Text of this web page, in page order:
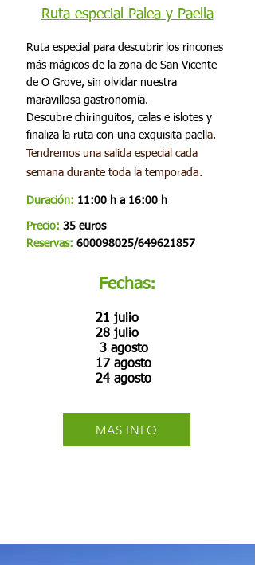
Ruta especial Palea y Paella
Ruta especial para descubrir los rincones
más mágicos de la zona de San Vicente
de O Grove, sin olvidar nuestra
maravillosa gastronomía.
Descubre chiringuitos, calas e islotes y
finaliza la ruta con una exquisita paell a.
​Tendremos una salida especial cada
semana durante toda la temporada.
Duración: 11:00 h a 16:00 h
Precio: 35 euros
Reservas: 600098025/649621857
Fechas:
21 julio
28 julio
3 agosto
17 agosto
24 agosto
MAS INFO